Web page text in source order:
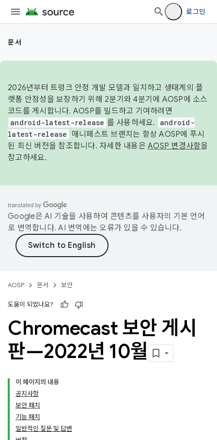
로그인
문서
2026년부터 트렁크 안정 개발 모델과 일치하고 생태계의 플
랫폼 안정성을 보장하기 위해 2분기와 4분기에 AOSP에 소스
코드를 게시합니다. AOSP를 빌드하고 기여하려면
android-latest-release 를 사용하세요.
android-
latest-release
매니페스트 브랜치는 항상 AOSP에 푸시
된 최신 버전을 참조합니다. 자세한 내용은 AOSP 변경사항을
참고하세요.
Google은 AI 기술을 사용하여 콘텐츠를 사용자의 기본 언어
로 번역합니다. AI 번역에는 오류가 있을 수 있습니다.
AOSP 문서 보안
도움이 되었나요?
Chromecast 보안 게시
판—2022년 10월
이 페이지의 내용
공지사항
보안 패치
기능 패치
일반적인 질문 및 답변